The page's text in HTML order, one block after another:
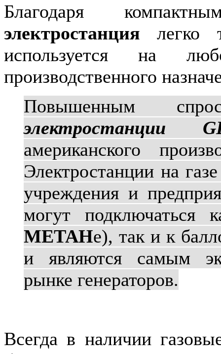
Благодаря
электростанция легко
используется на
производственного
Повышенным
электростанции
американского
Электростанции на
учреждения и
могут подключаться
МЕТАНе), так и к
и являются самым
рынке генераторов.
Всегда в наличии